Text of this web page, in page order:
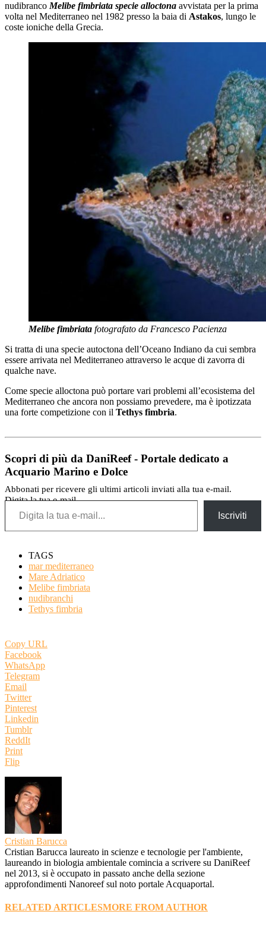
nudibranco Melibe fimbriata specie alloctona avvistata per la prima
volta nel Mediterraneo nel 1982 presso la baia di Astakos, lungo le
coste ioniche della Grecia.
Melibe fimbriata fotografato da Francesco Pacienza
Si tratta di una specie autoctona dell’Oceano Indiano da cui sembra
essere arrivata nel Mediterraneo attraverso le acque di zavorra di
qualche nave.
Come specie alloctona può portare vari problemi all’ecosistema del
Mediterraneo che ancora non possiamo prevedere, ma è ipotizzata
una forte competizione con il Tethys fimbria.
Scopri di più da DaniReef - Portale dedicato a
Acquario Marino e Dolce
Abbonati per ricevere gli ultimi articoli inviati alla tua e-mail.
Digita la tua e-mail...
Iscriviti
TAGS
mar mediterraneo
Mare Adriatico
Melibe fimbriata
nudibranchi
Tethys fimbria
Copy URL
Facebook
WhatsApp
Telegram
Email
Twitter
Pinterest
Linkedin
Tumblr
ReddIt
Print
Flip
Cristian Barucca
Cristian Barucca laureato in scienze e tecnologie per l'ambiente,
laureando in biologia ambientale comincia a scrivere su DaniReef
nel 2013, si è occupato in passato anche della sezione
approfondimenti Nanoreef sul noto portale Acquaportal.
RELATED ARTICLESMORE FROM AUTHOR